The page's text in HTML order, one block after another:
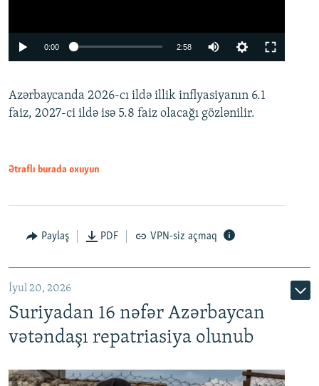
Auto
0:00 2:58
360p
480p
Azərbaycanda 2026-cı ildə illik inflyasiyanın 6.1
faiz, 2027-ci ildə isə 5.8 faiz olacağı gözlənilir.
Ətraflı burada oxuyun
Paylaş PDF VPN-siz açmaq
İyul 20, 2026
Suriyadan 16 nəfər Azərbaycan
vətəndaşı repatriasiya olunub